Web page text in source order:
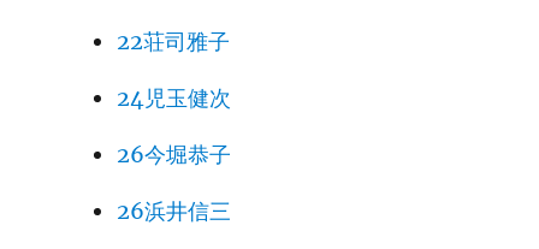
22荘司雅子
24児玉健次
26今堀恭子
26浜井信三